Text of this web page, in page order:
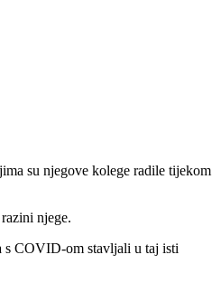
su njegove kolege radile tijekom
njege.
s COVID-om stavljali u taj isti